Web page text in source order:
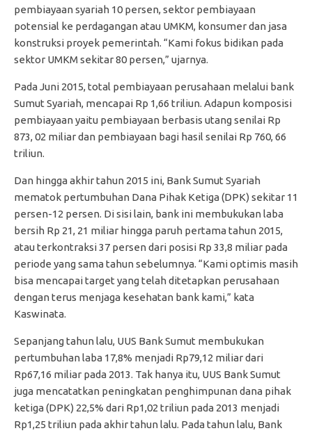
pembiayaan syariah 10 persen, sektor pembiayaan
potensial ke perdagangan atau UMKM, konsumer dan jasa
konstruksi proyek pemerintah. “Kami fokus bidikan pada
sektor UMKM sekitar 80 persen,” ujarnya.
Pada Juni 2015, total pembiayaan perusahaan melalui bank
Sumut Syariah, mencapai Rp 1,66 triliun. Adapun komposisi
pembiayaan yaitu pembiayaan berbasis utang senilai Rp
873, 02 miliar dan pembiayaan bagi hasil senilai Rp 760, 66
triliun.
Dan hingga akhir tahun 2015 ini, Bank Sumut Syariah
mematok pertumbuhan Dana Pihak Ketiga (DPK) sekitar 11
persen-12 persen. Di sisi lain, bank ini membukukan laba
bersih Rp 21, 21 miliar hingga paruh pertama tahun 2015,
atau terkontraksi 37 persen dari posisi Rp 33,8 miliar pada
periode yang sama tahun sebelumnya. “Kami optimis masih
bisa mencapai target yang telah ditetapkan perusahaan
dengan terus menjaga kesehatan bank kami,” kata
Kaswinata.
Sepanjang tahun lalu, UUS Bank Sumut membukukan
pertumbuhan laba 17,8% menjadi Rp79,12 miliar dari
Rp67,16 miliar pada 2013. Tak hanya itu, UUS Bank Sumut
juga mencatatkan peningkatan penghimpunan dana pihak
ketiga (DPK) 22,5% dari Rp1,02 triliun pada 2013 menjadi
Rp1,25 triliun pada akhir tahun lalu. Pada tahun lalu, Bank